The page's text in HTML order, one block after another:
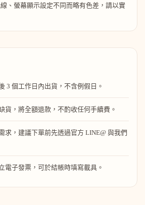
、螢幕顯示設定不同而略有色差，請以實
3 個工作日內出貨，不含例假日。
貨，將全額退款，不酌收任何手續費。
求，建議下單前先透過官方 LINE@ 與我們
電子發票，可於結帳時填寫載具。